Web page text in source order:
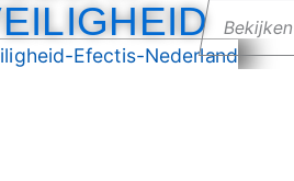
Bekijken